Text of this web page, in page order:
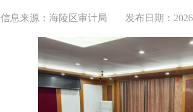
信息来源：海陵区审计局 发布日期：